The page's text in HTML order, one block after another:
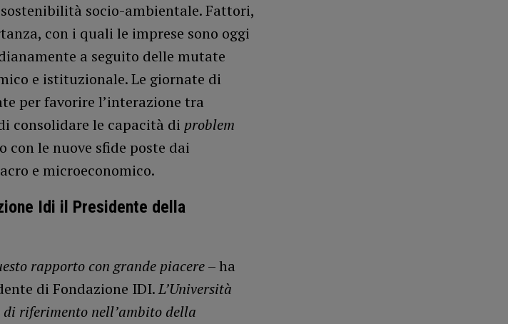
socio-ambientale. Fattori,
con i quali le imprese sono oggi
a seguito delle mutate
e istituzionale. Le giornate di
per favorire l’interazione tra
consolidare le capacità di problem
le nuove sfide poste dai
e microeconomico.
Idi il Presidente della
rapporto con grande piacere– ha
di Fondazione IDI.L’Università
riferimento nell’ambito della